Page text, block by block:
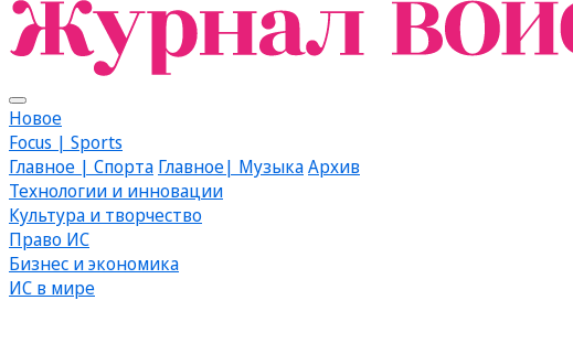
Новое
Focus | Sports
Главное | Спорта Главное| МузыкаАрхив
Технологии и инновации
Культура и творчество
Право ИС
Бизнес и экономика
ИС в мире